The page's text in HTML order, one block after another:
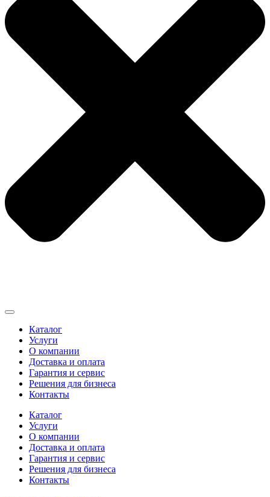
Каталог
Услуги
О компании
Доставка и оплата
Гарантия и сервис
Решения для бизнеса
Контакты
Каталог
Услуги
О компании
Доставка и оплата
Гарантия и сервис
Решения для бизнеса
Контакты